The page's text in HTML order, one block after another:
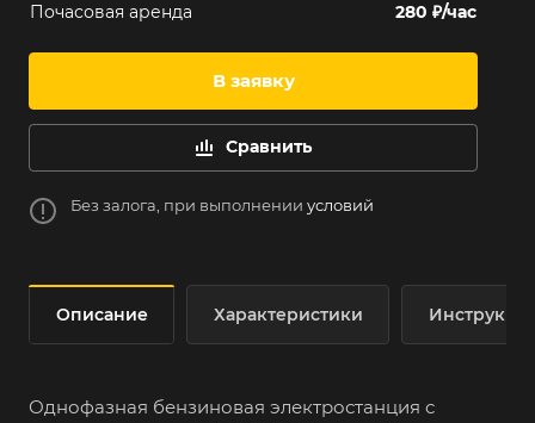
Почасовая аренда
280 ₽/час
В заявку
Сравнить
Без залога, при выполнении условий
Описание Характеристики
Однофазная бензиновая электростанция с